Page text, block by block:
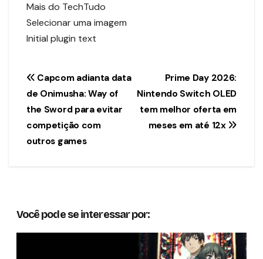
Mais do TechTudo
Selecionar uma imagem
Initial plugin text
Navegação
de
Post
Prime Day 2026:
Nintendo Switch OLED
tem melhor oferta em
meses em até 12x
Capcom adianta data
de Onimusha: Way of
the Sword para evitar
competição com
outros games
Você pode se interessar por: